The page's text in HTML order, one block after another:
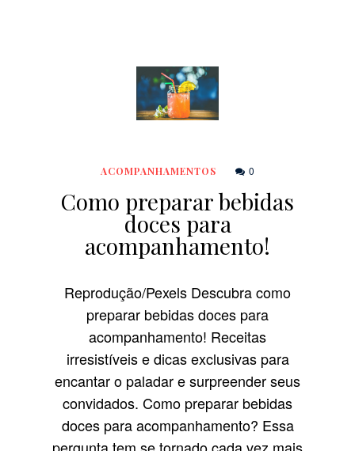
ACOMPANHAMENTOS 0
Como preparar bebidas
doces para
acompanhamento!
Reprodução/Pexels Descubra como
preparar bebidas doces para
acompanhamento! Receitas
irresistíveis e dicas exclusivas para
encantar o paladar e surpreender seus
convidados. Como preparar bebidas
doces para acompanhamento? Essa